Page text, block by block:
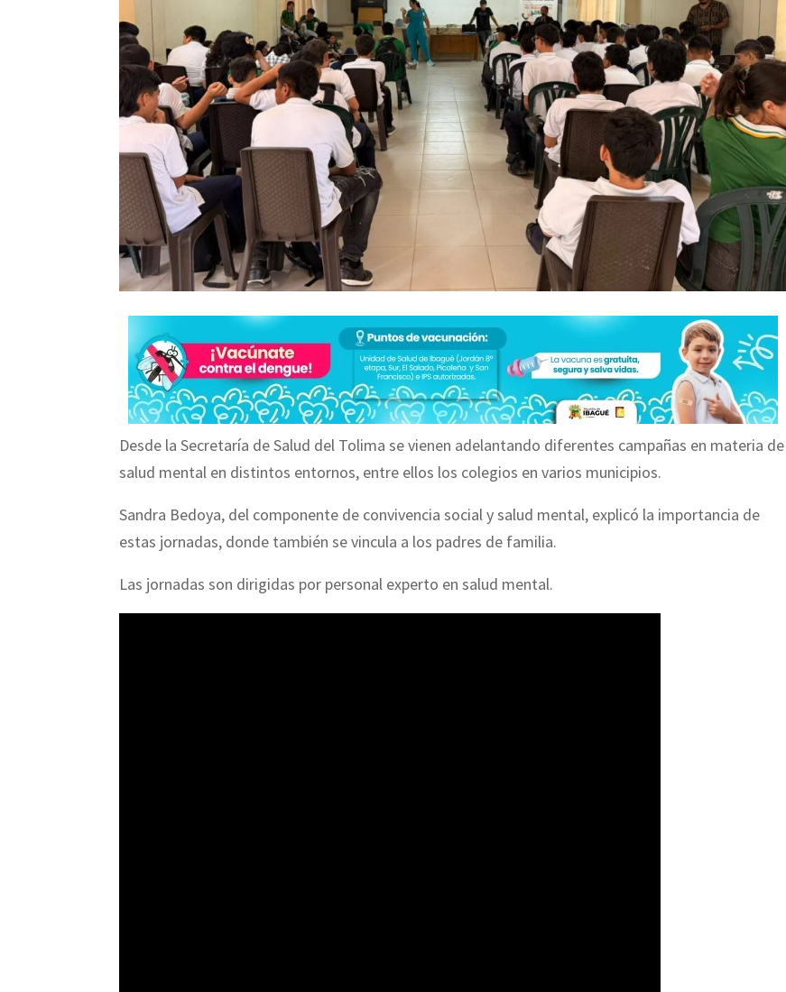
Desde la Secretaría de Salud del Tolima se vienen adelantando diferentes campañas en materia de
salud mental en distintos entornos, entre ellos los colegios en varios municipios.
Sandra Bedoya, del componente de convivencia social y salud mental, explicó la importancia de
estas jornadas, donde también se vincula a los padres de familia.
Las jornadas son dirigidas por personal experto en salud mental.